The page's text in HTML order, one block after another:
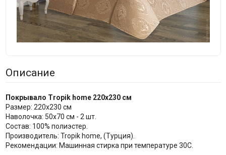
Описание
Покрывало Tropik home 220x230 см
Размер: 220x230 см
Наволочка: 50x70 см - 2 шт.
Состав: 100% полиэстер.
Производитель: Tropik home, (Турция).
Рекомендации: Машинная стирка при температуре 30С.